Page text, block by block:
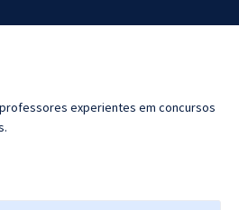
experientes em concursos